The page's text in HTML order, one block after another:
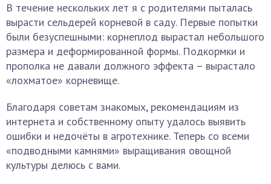
В течение нескольких лет я с родителями пыталась
вырасти сельдерей корневой в саду. Первые попытки
были безуспешными: корнеплод вырастал небольшого
размера и деформированной формы. Подкормки и
прополка не давали должного эффекта – вырастало
«лохматое» корневище.
Благодаря советам знакомых, рекомендациям из
интернета и собственному опыту удалось выявить
ошибки и недочёты в агротехнике. Теперь со всеми
«подводными камнями» выращивания овощной
культуры делюсь с вами.